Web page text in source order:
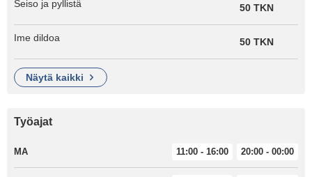
Seiso ja pyllistä 50 TKN
Ime dildoa 50 TKN
näytä kaikki
Työajat
MA 11:00 - 16:00 20:00 - 00:00